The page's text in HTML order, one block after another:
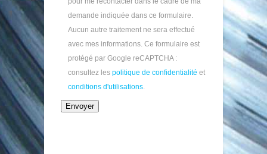
demande indiquée dans ce formulaire.
Aucun autre traitement ne sera effectué
avec mes informations. Ce formulaire est
protégé par Google reCAPTCHA :
consultez les politique de confidentialité et
conditions d'utilisations.